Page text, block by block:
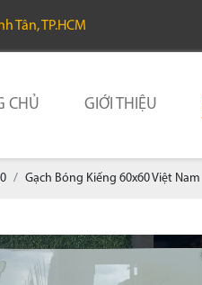
Tân, TP.HCM
CHỦ GIỚI THIỆU
Gạch Bóng Kiếng 60x60 Việt Nam